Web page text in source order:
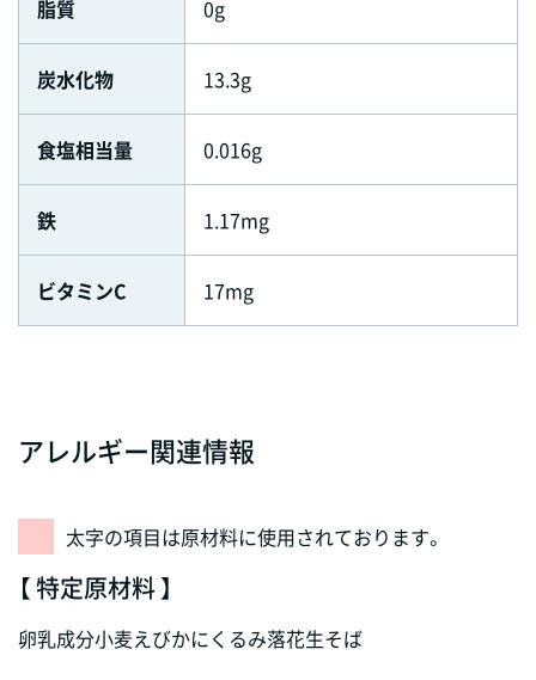
脂質 0g
炭水化物 13.3g
食塩相当量 0.016g
鉄 1.17mg
ビタミンC 17mg
アレルギー関連情報
太字の項目は原材料に使用されております。
【 特定原材料 】
卵乳成分小麦えびかにくるみ落花生そば